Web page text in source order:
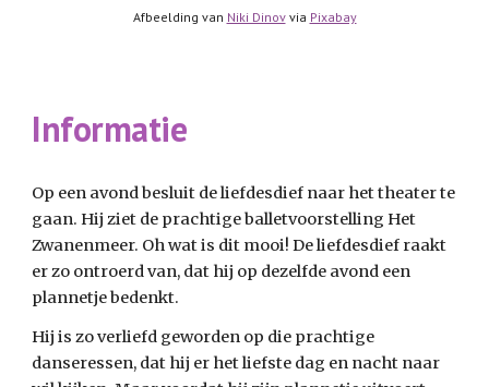
Afbeelding van Niki Dinov via Pixabay
Informatie
Op een avond besluit de liefdesdief naar het theater te
gaan. Hij ziet de prachtige balletvoorstelling Het
Zwanenmeer. Oh wat is dit mooi! De liefdesdief raakt
er zo ontroerd van, dat hij op dezelfde avond een
plannetje bedenkt.
Hij is zo verliefd geworden op die prachtige
danseressen, dat hij er het liefste dag en nacht naar